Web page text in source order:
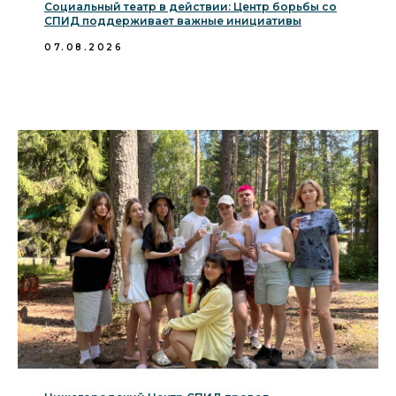
Социальный театр в действии: Центр борьбы со
СПИД поддерживает важные инициативы
07.08.2026